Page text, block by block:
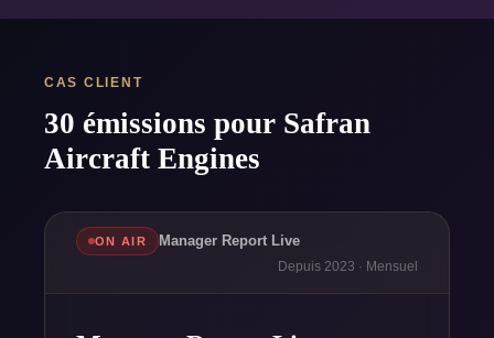
CAS CLIENT
30 émissions pour Safran
Aircraft Engines
ON AIR Manager Report Live
Depuis 2023 · Mensuel